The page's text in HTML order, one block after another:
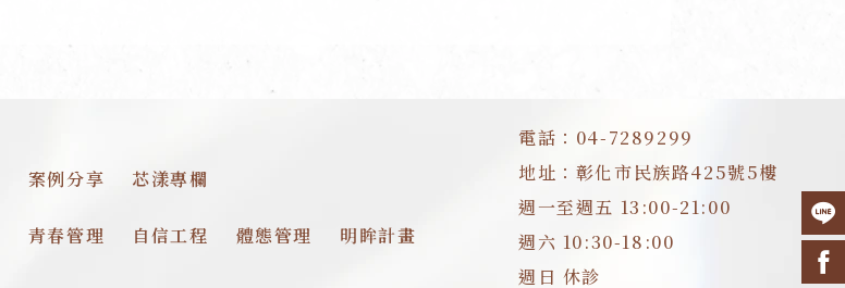
案例分享 芯漾專欄
青春管理 自信工程 體態管理 明眸計畫
電話：04-7289299
地址：彰化市民族路425號5樓
週一至週五 13:00-21:00
週六 10:30-18:00
週日 休診